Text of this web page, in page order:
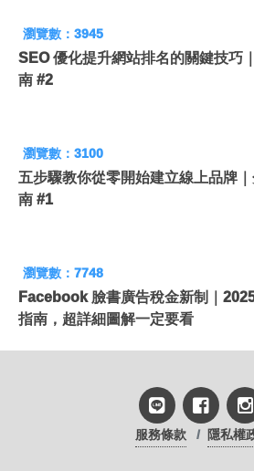
瀏覽數：3945
SEO 優化提升網站排名的關鍵技巧
南 #2
瀏覽數：3100
五步驟教你從零開始建立線上品牌
南 #1
瀏覽數：7748
Facebook 臉書廣告稅金新制｜
指南，超詳細圖解一定要看
服務條款 隱私權